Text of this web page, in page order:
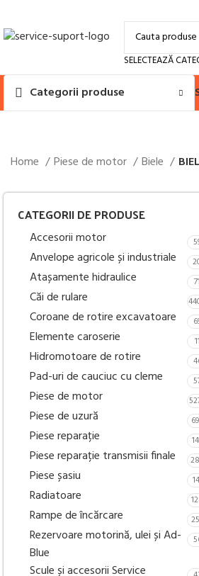
SELECTEAZĂ
Categorii produse
Home Piese de motor Biele
CATEGORII DE PRODUSE
Accesorii motor
Anvelope agricole și industriale
Atașamente hidraulice 71
Căi de rulare
Coroane de rotire excavatoare
Elemente caroserie 11
Hidromotoare de rotire
Pad-uri de cauciuc cu cleme
Piese de motor
Piese de uzură
Piese reparație
Piese reparație transmisii finale
Piese șasiu
Radiatoare
Rampe de încărcare
Rezervoare motorină, ulei și Ad-
Blue
Scule și accesorii Service